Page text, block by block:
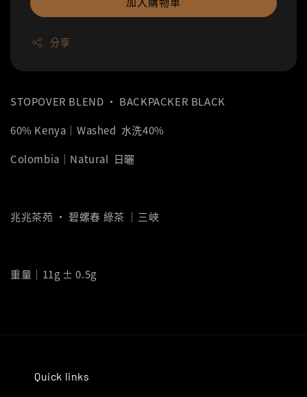
分享
STOPOVER BLEND ‧ BACKPACKER BLACK
60% Kenya｜Washed 水洗40%
Colombia｜Natural 日曬
兆兆茶苑 ‧ 碧螺春 綠茶 ｜三峽
重量｜11g ± 0.5g
Quick links